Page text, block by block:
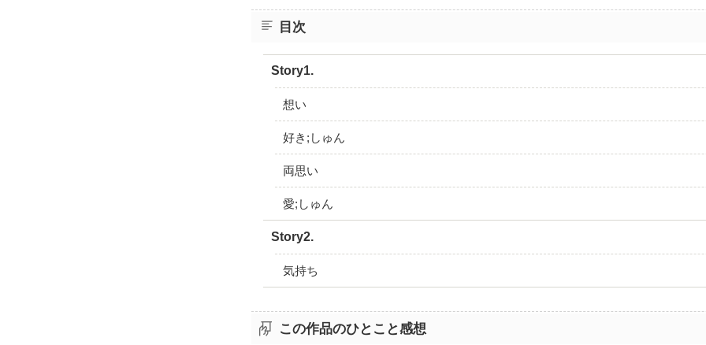
目次
Story1.
想い
好き;しゅん
両思い
愛;しゅん
Story2.
気持ち
この作品のひとこと感想